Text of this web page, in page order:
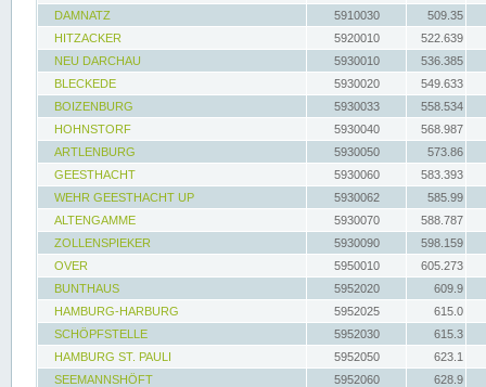
DAMNATZ
5910030
509.35
HITZACKER
5920010
522.639
NEU DARCHAU
5930010
536.385
BLECKEDE
5930020
549.633
BOIZENBURG
5930033
558.534
HOHNSTORF
5930040
568.987
ARTLENBURG
5930050
573.86
GEESTHACHT
5930060
583.393
WEHR GEESTHACHT UP
5930062
585.99
ALTENGAMME
5930070
588.787
ZOLLENSPIEKER
5930090
598.159
OVER
5950010
605.273
BUNTHAUS
5952020
609.9
HAMBURG-HARBURG
5952025
615.0
SCHÖPFSTELLE
5952030
615.3
HAMBURG ST. PAULI
5952050
623.1
SEEMANNSHÖFT
5952060
628.9